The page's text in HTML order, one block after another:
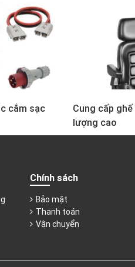
cắm sạc
Cung cấp
lượng cao
Chính sách
Bảo mật
Thanh toán
Vận chuyển